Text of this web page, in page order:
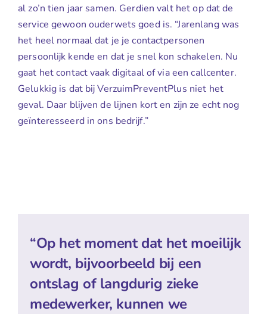
al zo’n tien jaar samen. Gerdien valt het op dat de
service gewoon ouderwets goed is. “Jarenlang was
het heel normaal dat je je contactpersonen
persoonlijk kende en dat je snel kon schakelen. Nu
gaat het contact vaak digitaal of via een callcenter.
Gelukkig is dat bij VerzuimPreventPlus niet het
geval. Daar blijven de lijnen kort en zijn ze echt nog
geïnteresseerd in ons bedrijf.”
“Op het moment dat het moeilijk
wordt, bijvoorbeeld bij een
ontslag of langdurig zieke
medewerker, kunnen we